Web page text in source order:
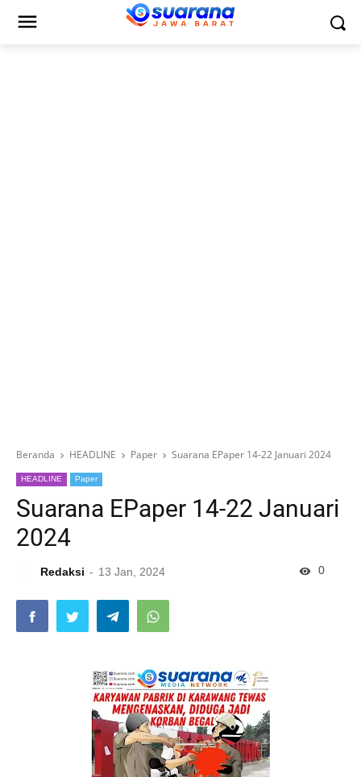
Beranda HEADLINE Paper Suarana EPaper 14-22 Januari 2024
HEADLINE Paper
Suarana EPaper 14-22 Januari
2024
Redaksi 13 Jan, 2024 0